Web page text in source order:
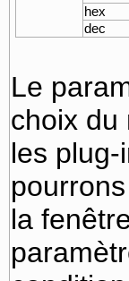
hex
dec
Le
choix du
les
la